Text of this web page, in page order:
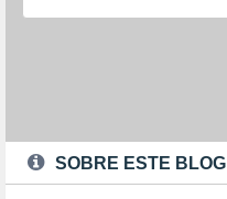
SOBRE ESTE BLOG